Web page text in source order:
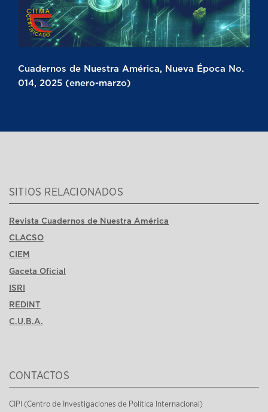
Cuadernos de Nuestra América, Nueva Época No.
014, 2025 (enero-marzo)
SITIOS RELACIONADOS
Revista Cuadernos de Nuestra América
CLACSO
CIEM
Gaceta Oficial
ISRI
REDINT
C.U.B.A.
CONTACTOS
CIPI (Centro de Investigaciones de Política Internacional)